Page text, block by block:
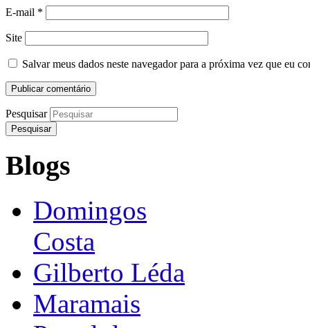
E-mail *
Site
Salvar meus dados neste navegador para a próxima vez que eu
Pesquisar
Blogs
Domingos
Costa
Gilberto Léda
Maramais